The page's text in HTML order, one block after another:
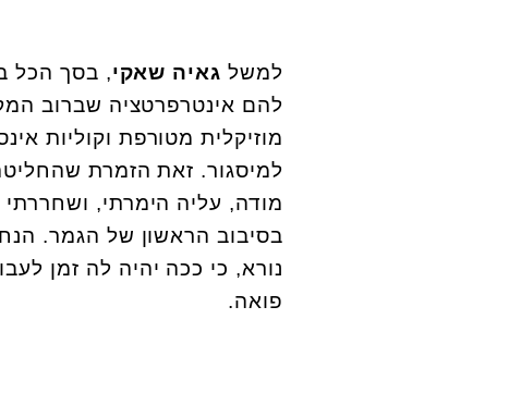
למשל גאיה שאקי
להם אינטרפרטציה שברוב
מוזיקלית מטורפת וקוליות
למיסגור. זאת הזמרת
מודה, עליה הימרתי,
נורא, כי ככה יהיה לה זמן
פואה.